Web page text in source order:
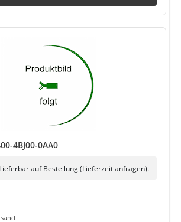
4BJ00-0AA0
Lieferbar auf Bestellung (Lieferzeit anfragen).